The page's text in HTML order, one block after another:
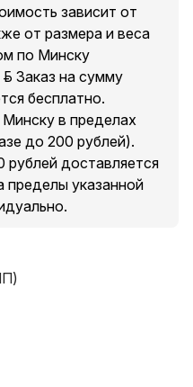
зависит от
от размера и веса
по Минску
Заказ на сумму
бесплатно.
в пределах
до 200 рублей).
доставляется
указанной